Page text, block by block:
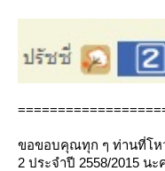
ขอขอบคุณทุก ๆ ท่านที่โห
2 ประจำปี 2558/2015 นะ